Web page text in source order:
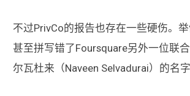
不过PrivCo的报告也存在一些硬伤。
甚至拼写错了Foursquare另外一位联
尔瓦杜来（Naveen Selvadurai）的名字